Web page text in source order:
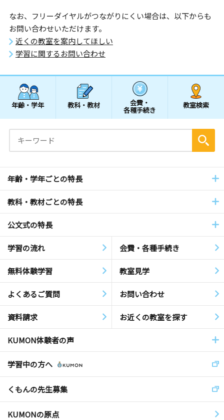
なお、フリーダイヤルがつながりにくい場合は、以下からも
お問い合わせいただけます。
近くの教室を案内してほしい
学習に関するお問い合わせ
年齢・学年 教科・教材 会費・
各種手続き
教室検索
年齢・学年ごとの特長
教科・教材ごとの特長
公文式の特長
学習の流れ 会費・各種手続き
無料体験学習 教室見学
よくあるご質問 お問い合わせ
資料請求 お近くの教室を探す
KUMON体験者の声
学習中の方へ
くもんの先生募集
KUMONの原点